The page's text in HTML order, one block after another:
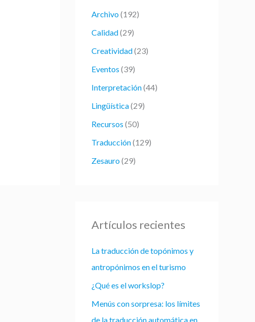
p
o
r
:
Archivo(192)
Calidad(29)
Creatividad(23)
Eventos (39)
Interpretación(44)
Lingüística(29)
Recursos (50)
Traducción(129)
Zesauro(29)
Artículos recientes
La traducción de topónimos y
antropónimos en el turismo
¿Qué es el workslop?
Menús con sorpresa: los límites
de la traducción automática en